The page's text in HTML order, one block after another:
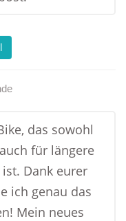
das sowohl
für längere
Dank eurer
ich genau das
Mein neues